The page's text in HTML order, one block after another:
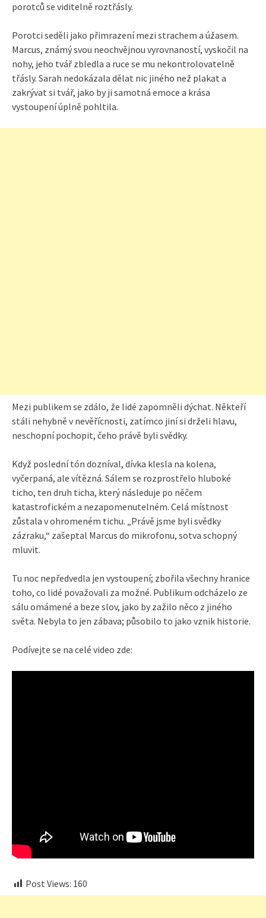
porotců se viditelně roztřásly.
Porotci seděli jako přimrazení mezi strachem a úžasem.
Marcus, známý svou neochvějnou vyrovnaností, vyskočil na
nohy, jeho tvář zbledla a ruce se mu nekontrolovatelně
třásly. Sarah nedokázala dělat nic jiného než plakat a
zakrývat si tvář, jako by ji samotná emoce a krása
vystoupení úplně pohltila.
Mezi publikem se zdálo, že lidé zapomněli dýchat. Někteří
stáli nehybně v nevěřícnosti, zatímco jiní si drželi hlavu,
neschopní pochopit, čeho právě byli svědky.
Když poslední tón dozníval, dívka klesla na kolena,
vyčerpaná, ale vítězná. Sálem se rozprostřelo hluboké
ticho, ten druh ticha, který následuje po něčem
katastrofickém a nezapomenutelném. Celá místnost
zůstala v ohromeném tichu. „Právě jsme byli svědky
zázraku,“ zašeptal Marcus do mikrofonu, sotva schopný
mluvit.
Tu noc nepředvedla jen vystoupení; zbořila všechny hranice
toho, co lidé považovali za možné. Publikum odcházelo ze
sálu omámené a beze slov, jako by zažilo něco z jiného
světa. Nebyla to jen zábava; působilo to jako vznik historie.
Podívejte se na celé video zde:
Post Views: 160